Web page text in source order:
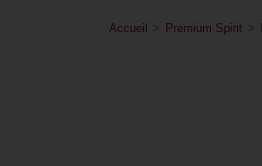
Accueil > Premium Spirit >